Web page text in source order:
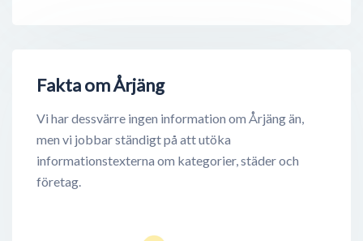
Fakta om Årjäng
Vi har dessvärre ingen information om Årjäng än,
men vi jobbar ständigt på att utöka
informationstexterna om kategorier, städer och
företag.